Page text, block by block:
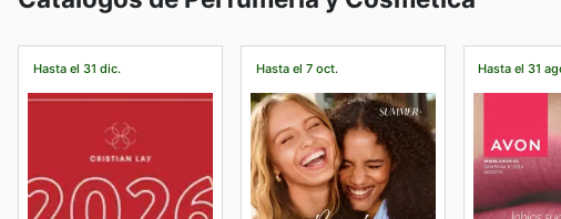
Hasta el 31 dic. Hasta el 7 oct. Hasta el 31